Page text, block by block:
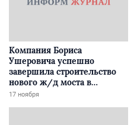
Компания Бориса
Ушеровича успешно
завершила строительство
нового ж/д моста в
Забайкалье
17 ноября